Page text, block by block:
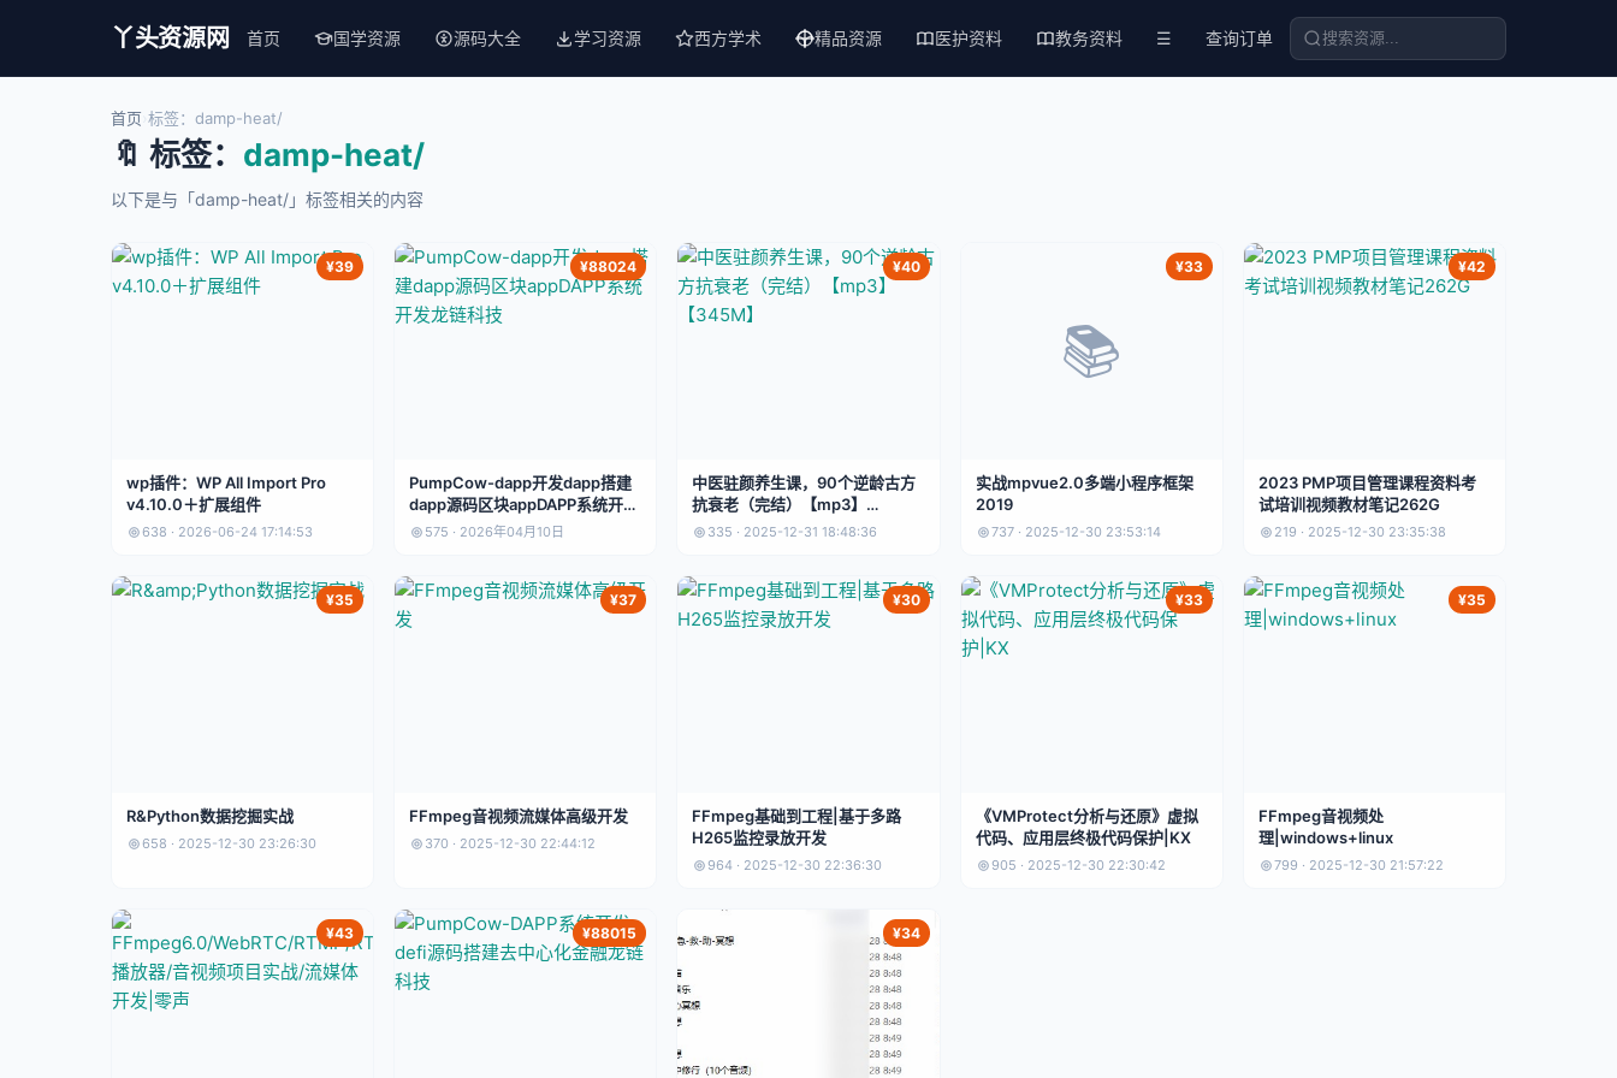
丫头资源网 首页 国学资源 源码大全 学习资源 西方学术 精品资源 医护资料 教务资料 ☰ 查询订单
首页 标签：damp-heat/
🔖 标签： damp-heat/
以下是与「damp-heat/」标签相关的内容
¥39
wp插件：WP All Import Pro
v4.10.0＋扩展组件
638 · 2026-06-24 17:14:53
¥88024
PumpCow-dapp开发dapp搭建
dapp源码区块appDAPP系统开发
龙链科技
575 · 2026年04月10日
¥40
中医驻颜养生课，90个逆龄古方
抗衰老（完结）【mp3】
【345M】
335 · 2025-12-31 18:48:36
📚
¥33
实战mpvue2.0多端小程序框架
2019
737 · 2025-12-30 23:53:14
¥42
2023 PMP项目管理课程资料考
试培训视频教材笔记262G
219 · 2025-12-30 23:35:38
¥35
R&Python数据挖掘实战
658 · 2025-12-30 23:26:30
¥37
FFmpeg音视频流媒体高级开发
370 · 2025-12-30 22:44:12
¥30
FFmpeg基础到工程|基于多路
H265监控录放开发
964 · 2025-12-30 22:36:30
¥33
《VMProtect分析与还原》虚拟
代码、应用层终极代码保护|KX
905 · 2025-12-30 22:30:42
¥35
FFmpeg音视频处
理|windows+linux
799 · 2025-12-30 21:57:22
¥43 ¥88015 ¥34